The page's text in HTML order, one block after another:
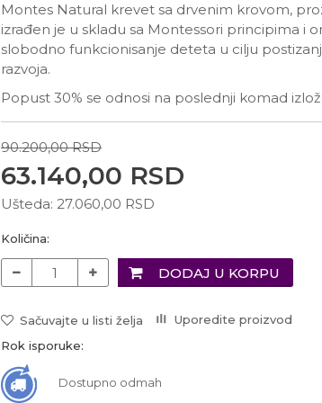
Montes Natural krevet sa drvenim krovom,
izrađen je u skladu sa Montessori principima i
slobodno funkcionisanje deteta u cilju
razvoja.
Popust 30% se odnosi na poslednji komad
90.200,00 RSD
63.140,00 RSD
Ušteda: 27.060,00 RSD
Količina:
DODAJ U KORPU
Sačuvajte u listi želja
Uporedite proizvod
Rok isporuke:
Dostupno odmah